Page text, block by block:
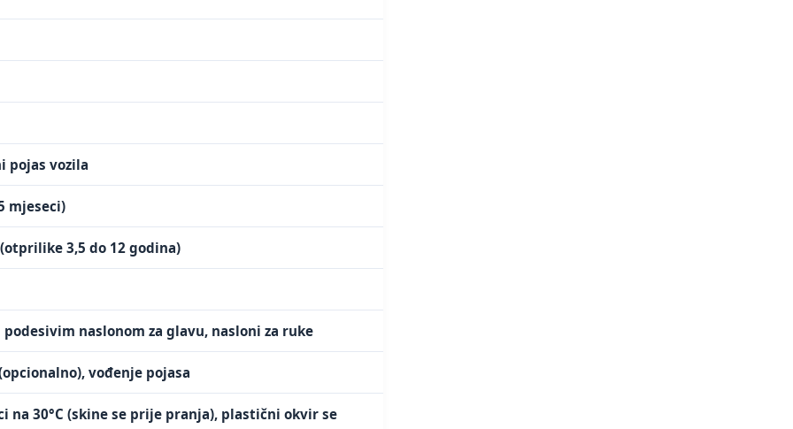
pojas vozila
mjeseci)
3,5 do 12 godina)
naslonom za glavu, nasloni za ruke
vođenje pojasa
na 30°C (skine se prije pranja), plastični okvir se